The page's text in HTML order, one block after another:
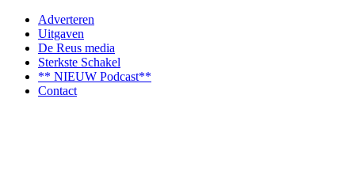
Adverteren
Uitgaven
De Reus media
Sterkste Schakel
** NIEUW Podcast**
Contact